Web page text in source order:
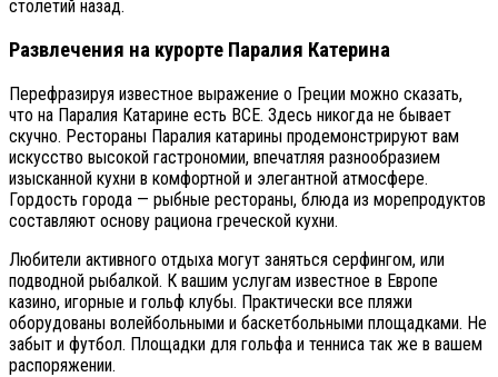
столетий назад.
Развлечения на курорте Паралия Катерина
Перефразируя известное выражение о Греции можно сказать,
что на Паралия Катарине есть ВСЕ. Здесь никогда не бывает
скучно. Рестораны Паралия катарины продемонстрируют вам
искусство высокой гастрономии, впечатляя разнообразием
изысканной кухни в комфортной и элегантной атмосфере.
Гордость города — рыбные рестораны, блюда из морепродуктов
составляют основу рациона греческой кухни.
Любители активного отдыха могут заняться серфингом, или
подводной рыбалкой. К вашим услугам известное в Европе
казино, игорные и гольф клубы. Практически все пляжи
оборудованы волейбольными и баскетбольными площадками. Не
забыт и футбол. Площадки для гольфа и тенниса так же в вашем
распоряжении.